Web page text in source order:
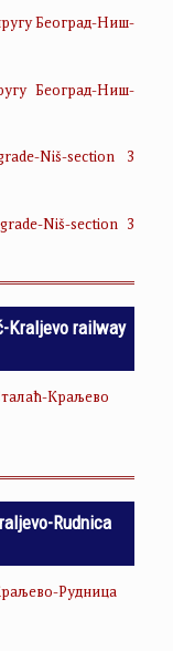
Београд-Ниш-
Београд-Ниш-
Niš-section 3
Niš-section 3
Kraljevo railway
Краљево
Rudnica
Рудница